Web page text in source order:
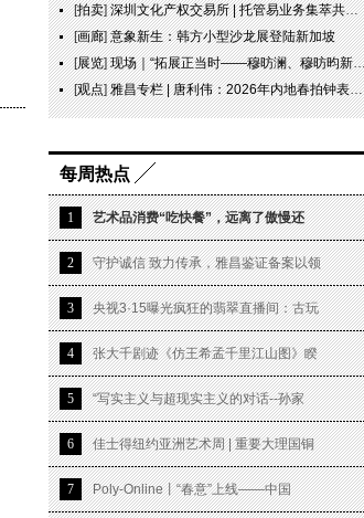
[拍卖]深圳文化产权交易所 | 托管易业务集萃共赏 吉光瓷影
[画廊]意象新生：韩方小型沙龙展登陆新加坡
[展览]现场｜“拓展正当时——穆昉澜、穆昉昀新帛画艺术展”在京展出
[观点]雅昌专栏 | 唐利伟：2026年内地春拍钟表市场观察 赛道重构、圈层分化与收藏逻辑迭代
每周热点
1 艺术品消费“吃快餐”，远离了傲慢还
2 守护诚信 致力传承，雅昌鉴证备案以领
3 央视3·15曝光疯狂的翡翠直播间：古玩
4 张大千剧迹《仿王希孟千里江山图》睽
5 “写实主义与超现实主义的对话--孙家
6 佳士得纽约亚洲艺术周 | 重要大理国铜
7 Poly-Online丨“春意”上线——中国